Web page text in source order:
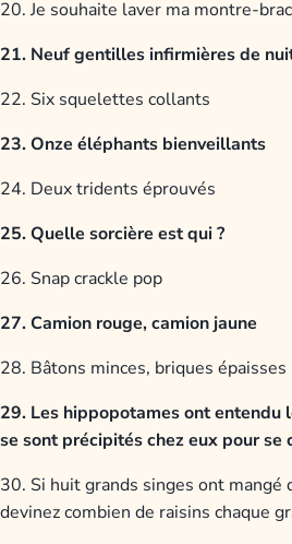
20. Je souhaite laver ma montre-
21. Neuf gentilles infirmières de
22. Six squelettes collants
23. Onze éléphants bienveillants
24. Deux tridents éprouvés
25. Quelle sorcière est qui ?
26. Snap crackle pop
27. Camion rouge, camion jaune
28. Bâtons minces, briques épaisses
29. Les hippopotames ont entendu
se sont précipités chez eux pour se
30. Si huit grands singes ont
devinez combien de raisins chaque